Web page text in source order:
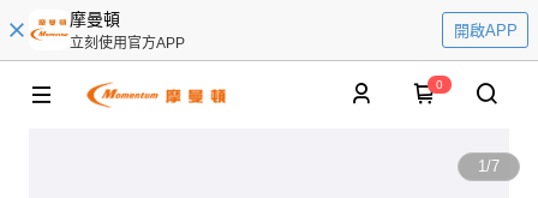
摩曼頓
立刻使用官方APP
開啟APP
0
1/7